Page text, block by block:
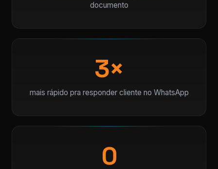
documento
3×
mais rápido pra responder cliente no WhatsApp
0